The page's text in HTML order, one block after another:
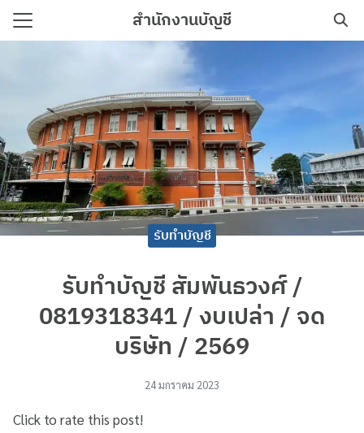
Skip
สำนักงานบัญชี
Search
รับทำบัญชี
รับทำบัญชี สัมพันธวงศ์ /
0819318341 / งบเปล่า / จด
บริษัท / 2569
24 มกราคม 2023
Click to rate this post!